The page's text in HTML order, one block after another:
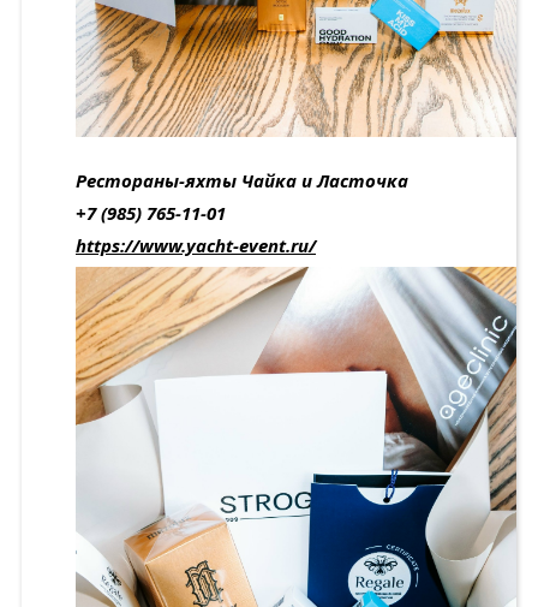
Рестораны-яхты Чайка и Ласточка
+7 (985) 765-11-01
https://www.yacht-event.ru/